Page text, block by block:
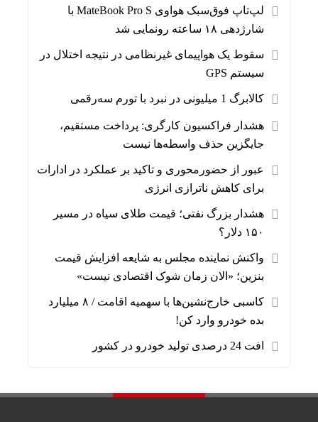
لپ‌تاپ فوق‌سبک هواوی MateBook Pro S با
شارژدهی ۱۸ ساعته رونمایی شد
سقوط یک هواپیمای غیرنظامی در نتیجه اختلال در
سیستم‌ GPS
کالابرگ 1 میلیونی در نبرد با تورم سه‌رقمی
هشدار فراکسیون کارگری: پرداخت مستقیم،
جایگزین حذف واسطه‌ها نیست
عبور از حضورمحوری و تاکید بر عملکرد در ادارات
برای کاهش ناترازی انرژی
هشدار بزرگ نفتی؛ قیمت طلای سیاه در مسیر
۱۵۰ دلار؟
واکنش نماینده مجلس به شایعه افزایش قیمت
بنزین؛ «الان زمان شوک اقتصادی نیست»
کاسبی خارج‌نشین‌ها با سهمیه اقامت / ۸ میلیارد
بده خودرو وارد کن!
افت 24 درصدی تولید خودرو در کشور